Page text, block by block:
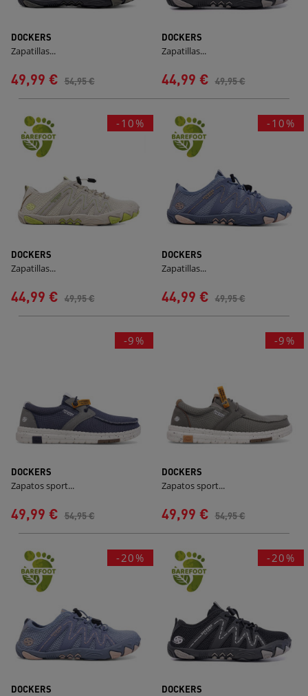
DOCKERS
Zapatillas...
49,99 € 54,95 €
DOCKERS
Zapatillas...
44,99 € 49,95 €
-10%
DOCKERS
Zapatillas...
44,99 € 49,95 €
-10%
DOCKERS
Zapatillas...
44,99 € 49,95 €
-9%
DOCKERS
Zapatos sport...
49,99 € 54,95 €
-9%
DOCKERS
Zapatos sport...
49,99 € 54,95 €
-20%
DOCKERS
-20%
DOCKERS